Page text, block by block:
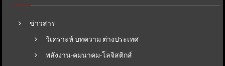
ข่าวสาร
วิเคราะห์ บทความ ต่างประเทศ
พลังงาน-คมนาคม-โลจิสติกส์